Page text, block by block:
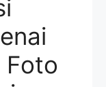
Foto